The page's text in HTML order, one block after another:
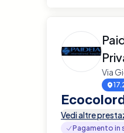
Via
Vedi altre
Pagamento in